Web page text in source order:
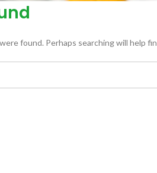
found. Perhaps searching will help